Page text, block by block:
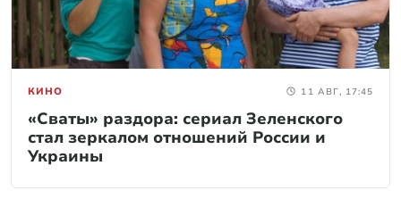
КИНО 11 АВГ, 17:45
«Сваты» раздора: сериал Зеленского
стал зеркалом отношений России и
Украины